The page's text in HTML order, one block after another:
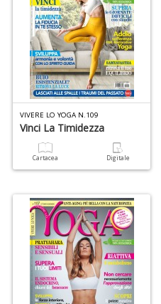
VIVERE LO YOGA N.109
Vinci La Timidezza
Cartacea Digitale